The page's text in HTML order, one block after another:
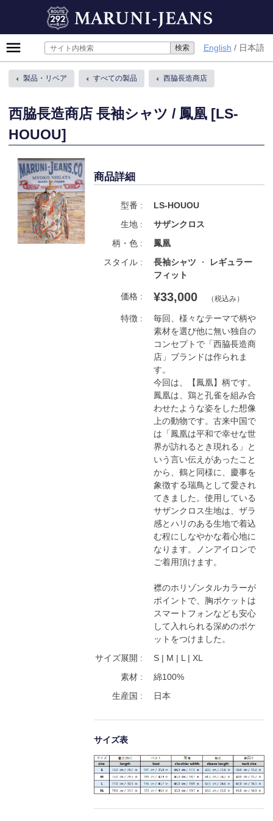
MARUNI-JEANS
English 日本語
Primary
Menu
製品・リペア すべての製品 西脇長造商店
西脇長造商店 長袖シャツ / 鳳凰 [LS-
HOUOU]
商品詳細
型番 :
LS-HOUOU
生地 :
サザンクロス
柄・色 :
鳳凰
スタイル :
長袖シャツ
レギュラー
フィット
価格 : ¥33,000 （税込み）
特徴 :
毎回、様々なテーマで柄や
素材を選び他に無い独自の
コンセプトで「西脇長造商
店」ブランドは作られま
す。
今回は、【鳳凰】柄です。
鳳凰は、鶏と孔雀を組み合
わせたような姿をした想像
上の動物です。古来中国で
は「鳳凰は平和で幸せな世
界が訪れるとき現れる」と
いう言い伝えがあったこと
から、鶴と同様に、慶事を
象徴する瑞鳥として愛され
てきました。使用している
サザンクロス生地は、ザラ
感とハリのある生地で着込
む程にしなやかな着心地に
なります。ノンアイロンで
ご着用頂けます。
襟のホリゾンタルカラーが
ポイントで、胸ポケットは
スマートフォンなども安心
して入れられる深めのポケ
ットをつけました。
サイズ展開 :
S | M | L | XL
素材 :
綿100%
生産国 :
日本
サイズ表